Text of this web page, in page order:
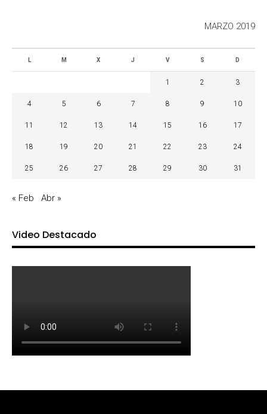
MARZO 2019
L M X J V S D
1 2 3
4 5 6 7 8 9 10
11 12 13 14 15 16 17
18 19 20 21 22 23 24
25 26 27 28 29 30 31
« Feb Abr »
Video Destacado